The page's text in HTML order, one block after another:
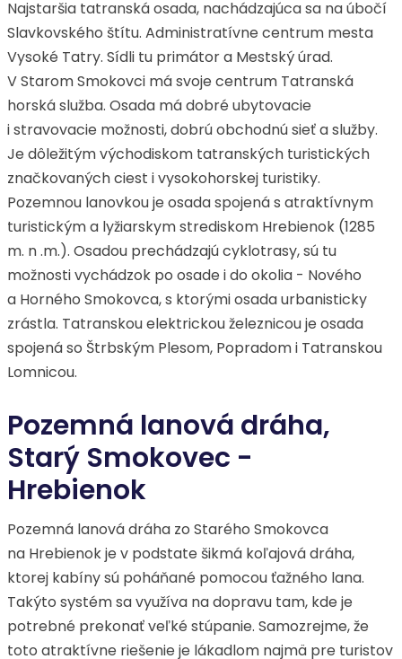
Najstaršia tatranská osada, nachádzajúca sa na úbočí
Slavkovského štítu. Administratívne centrum mesta
Vysoké Tatry. Sídli tu primátor a Mestský úrad.
V Starom Smokovci má svoje centrum Tatranská
horská služba. Osada má dobré ubytovacie
i stravovacie možnosti, dobrú obchodnú sieť a služby.
Je dôležitým východiskom tatranských turistických
značkovaných ciest i vysokohorskej turistiky.
Pozemnou lanovkou je osada spojená s atraktívnym
turistickým a lyžiarskym strediskom Hrebienok (1285
m. n .m.). Osadou prechádzajú cyklotrasy, sú tu
možnosti vychádzok po osade i do okolia - Nového
a Horného Smokovca, s ktorými osada urbanisticky
zrástla. Tatranskou elektrickou železnicou je osada
spojená so Štrbským Plesom, Popradom i Tatranskou
Lomnicou.
Pozemná lanová dráha,
Starý Smokovec -
Hrebienok
Pozemná lanová dráha zo Starého Smokovca
na Hrebienok je v podstate šikmá koľajová dráha,
ktorej kabíny sú poháňané pomocou ťažného lana.
Takýto systém sa využíva na dopravu tam, kde je
potrebné prekonať veľké stúpanie. Samozrejme, že
toto atraktívne riešenie je lákadlom najmä pre turistov